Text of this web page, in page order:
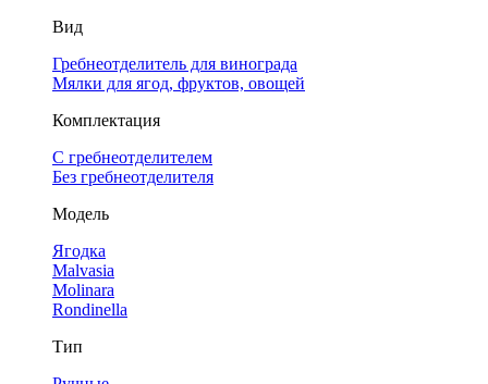
Вид
Гребнеотделитель для винограда
Мялки для ягод, фруктов, овощей
Комплектация
С гребнеотделителем
Без гребнеотделителя
Модель
Ягодка
Malvasia
Molinara
Rondinella
Тип